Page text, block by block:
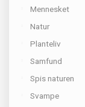
Mennesket
Natur
Planteliv
Samfund
Spis naturen
Svampe